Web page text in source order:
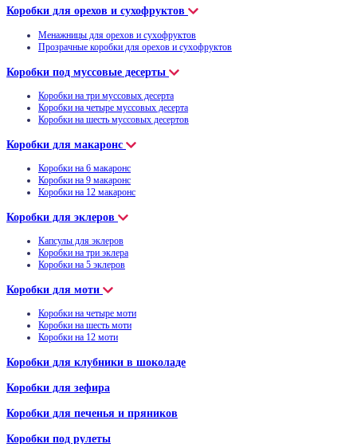
Коробки для орехов и сухофруктов
Менажницы для орехов и сухофруктов
Прозрачные коробки для орехов и сухофруктов
Коробки под муссовые десерты
Коробки на три муссовых десерта
Коробки на четыре муссовых десерта
Коробки на шесть муссовых десертов
Коробки для макаронс
Коробки на 6 макаронс
Коробки на 9 макаронс
Коробки на 12 макаронс
Коробки для эклеров
Капсулы для эклеров
Коробки на три эклера
Коробки на 5 эклеров
Коробки для моти
Коробки на четыре моти
Коробки на шесть моти
Коробки на 12 моти
Коробки для клубники в шоколаде
Коробки для зефира
Коробки для печенья и пряников
Коробки под рулеты